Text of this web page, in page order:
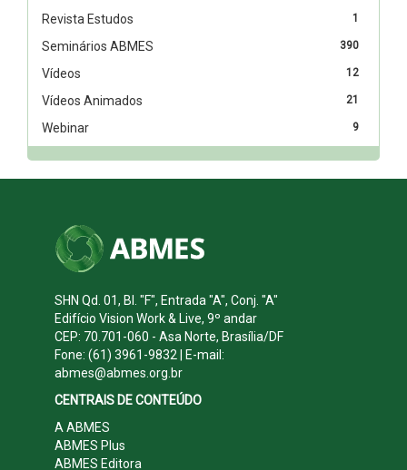
1
Revista Estudos
390
Seminários ABMES
12
Vídeos
21
Vídeos Animados
9
Webinar
SHN Qd. 01, Bl. "F", Entrada "A", Conj. "A"
Edifício Vision Work & Live, 9º andar
CEP: 70.701-060 - Asa Norte, Brasília/DF
Fone: (61) 3961-9832 | E-mail:
abmes@abmes.org.br
CENTRAIS DE CONTEÚDO
A ABMES
ABMES Plus
ABMES Editora